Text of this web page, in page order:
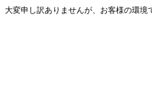
大変申し訳ありませんが、お客様の環